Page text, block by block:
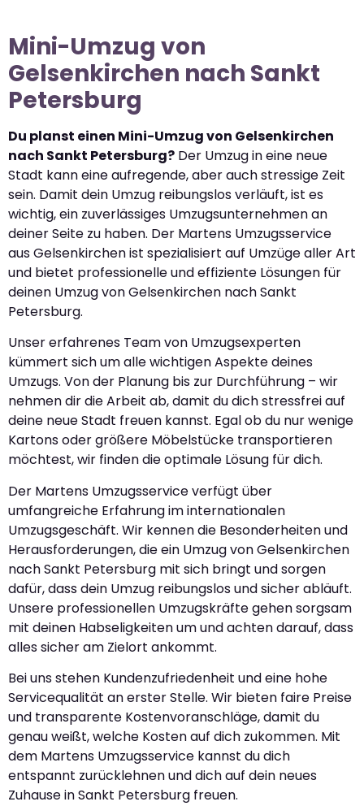
Mini-Umzug von
Gelsenkirchen nach Sankt
Petersburg
Du planst einen Mini-Umzug von Gelsenkirchen
nach Sankt Petersburg? Der Umzug in eine neue
Stadt kann eine aufregende, aber auch stressige Zeit
sein. Damit dein Umzug reibungslos verläuft, ist es
wichtig, ein zuverlässiges Umzugsunternehmen an
deiner Seite zu haben. Der Martens Umzugsservice
aus Gelsenkirchen ist spezialisiert auf Umzüge aller Art
und bietet professionelle und effiziente Lösungen für
deinen Umzug von Gelsenkirchen nach Sankt
Petersburg.
Unser erfahrenes Team von Umzugsexperten
kümmert sich um alle wichtigen Aspekte deines
Umzugs. Von der Planung bis zur Durchführung – wir
nehmen dir die Arbeit ab, damit du dich stressfrei auf
deine neue Stadt freuen kannst. Egal ob du nur wenige
Kartons oder größere Möbelstücke transportieren
möchtest, wir finden die optimale Lösung für dich.
Der Martens Umzugsservice verfügt über
umfangreiche Erfahrung im internationalen
Umzugsgeschäft. Wir kennen die Besonderheiten und
Herausforderungen, die ein Umzug von Gelsenkirchen
nach Sankt Petersburg mit sich bringt und sorgen
dafür, dass dein Umzug reibungslos und sicher abläuft.
Unsere professionellen Umzugskräfte gehen sorgsam
mit deinen Habseligkeiten um und achten darauf, dass
alles sicher am Zielort ankommt.
Bei uns stehen Kundenzufriedenheit und eine hohe
Servicequalität an erster Stelle. Wir bieten faire Preise
und transparente Kostenvoranschläge, damit du
genau weißt, welche Kosten auf dich zukommen. Mit
dem Martens Umzugsservice kannst du dich
entspannt zurücklehnen und dich auf dein neues
Zuhause in Sankt Petersburg freuen.